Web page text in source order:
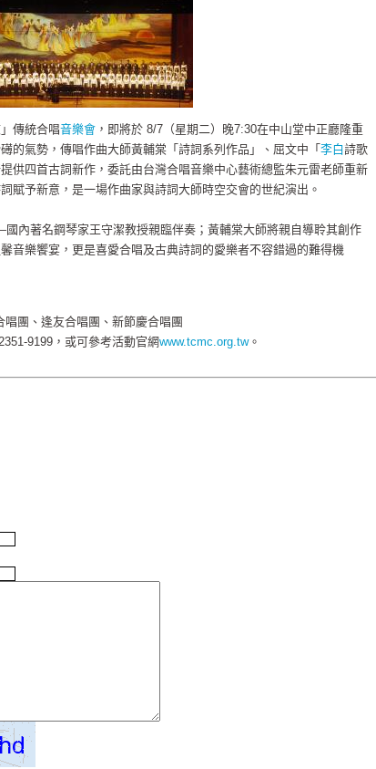
傳統合唱音樂會，即將於 8/7（星期二）晚7:30在中山堂中正廳隆重
礡的氣勢，傳唱作曲大師黃輔棠「詩詞系列作品」、屈文中「李白詩歌
供四首古詞新作，委託由台灣合唱音樂中心藝術總監朱元雷老師重新
賦予新意，是一場作曲家與詩詞大師時空交會的世紀演出。
著名鋼琴家王守潔教授親臨伴奏；黃輔棠大師將親自導聆其創作
音樂饗宴，更是喜愛合唱及古典詩詞的愛樂者不容錯過的難得機
團、逢友合唱團、新節慶合唱團
9199，或可參考活動官網www.tcmc.org.tw。